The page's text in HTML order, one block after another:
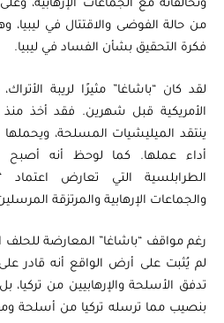
وتحالفاته مع الجماعات الإرهابية،
من حالة الفوضى والاقتتال في ليبيا، وهي
فكرة التحقيق بشأن الفساد في ليبيا.
لقد كان “باشاغا” مثيرًا لريبة الأتراك،
الأمريكية قبل شهرين. فقد أخذ منذ
ينتقد الميليشيات المسلحة،
أداء عملها. كما لوحظ أنه أصبح
الطرابلسية التي تعارض اعتماد
والجماعات الإرهابية والمرتزقة المرسلين
رغم مواقف “باشاغا” المعارضة للحلف
لم يُثبت على أرض الواقع أنه قادر على
تدفق الأسلحة والإرهابيين من تركيا،
بنصيب مما ترسله تركيا من أسلحة